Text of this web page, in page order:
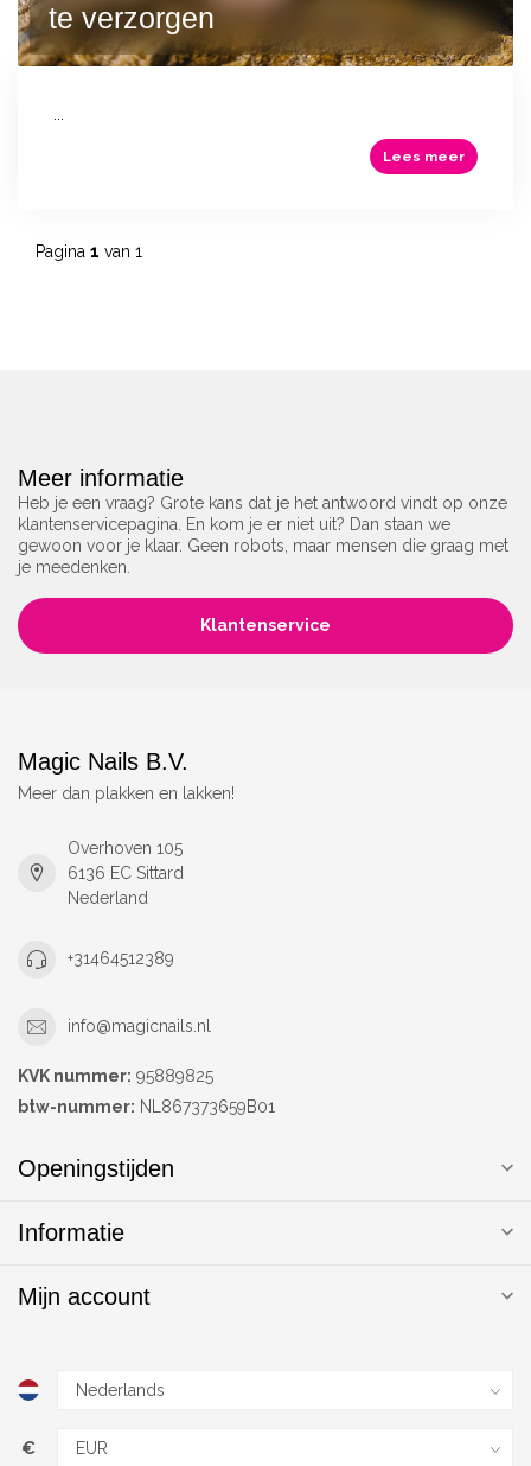
te verzorgen
Lees meer
Pagina 1 van 1
Meer informatie
Heb je een vraag? Grote kans dat je het antwoord vindt op onze
klantenservicepagina. En kom je er niet uit? Dan staan we
gewoon voor je klaar. Geen robots, maar mensen die graag met
je meedenken.
Klantenservice
Magic Nails B.V.
Meer dan plakken en lakken!
Overhoven 105
6136 EC Sittard
Nederland
+31464512389
info@magicnails.nl
KVK nummer: 95889825
btw-nummer: NL867373659B01
Openingstijden
Informatie
Mijn account
€